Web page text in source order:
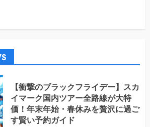
【衝撃のブラックフライデー】スカ
イマーク国内ツアー全路線が大特
価！年末年始・春休みを贅沢に過ご
す賢い予約ガイド